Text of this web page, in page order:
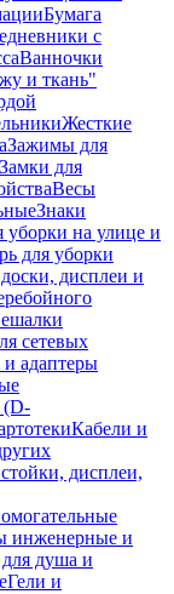
Бумага
с
Ванночки
и ткань"
Жесткие
Зажимы для
Замки для
Весы
Знаки
уборки на улице и
для уборки
дисплеи и
сетевых
адаптеры
(D-
Кабели и
дисплеи,
инженерные и
душа и
Гели и